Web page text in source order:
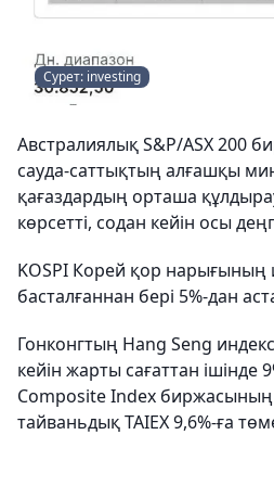
Сурет: investing
Австралиялық S&P/ASX 200
сауда-саттықтың алғашқы
қағаздардың орташа
көрсетті, содан кейін осы
KOSPI Корей қор нарығының
басталғаннан бері 5%-дан
Гонконгтың Hang Seng
кейін жарты сағаттан ішінде
Composite Index биржасының
тайваньдық TAIEX 9,6%-ға